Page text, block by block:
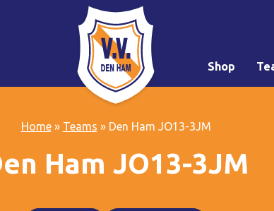
Shop
Home» Teams » Den Ham JO13-3JM
Ham JO13-3JM